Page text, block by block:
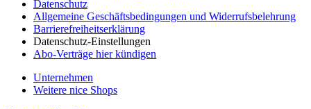
Datenschutz
Allgemeine Geschäftsbedingungen und Widerrufsbelehrung
Barrierefreiheitserklärung
Datenschutz-Einstellungen
Abo-Verträge hier kündigen
Unternehmen
Weitere nice Shops